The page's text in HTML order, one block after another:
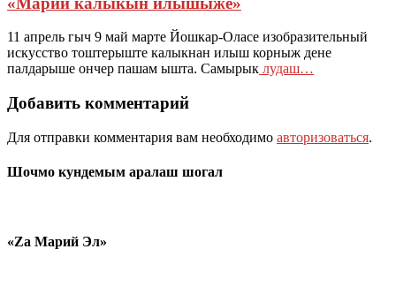
11 апрель гыч 9 май марте Йошкар-Оласе изобразительный
искусство тоштерыште калыкнан илыш корныж дене
палдарыше ончер пашам ышта. Самырык лудаш…
Добавить комментарий
Для отправки комментария вам необходимо авторизоваться.
Шочмо кундемым аралаш шогал
«Zа Марий Эл»